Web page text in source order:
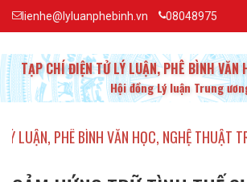
TẠP CHÍ ĐIỆN TỬ LÝ LUẬN, PHÊ BÌNH VĂN
Hội đồng Lý luận Trung
lienhe@lyluanphebinh.vn 08048975
BÌNH VĂN HỌC, NGHỆ THUẬT TRUNG